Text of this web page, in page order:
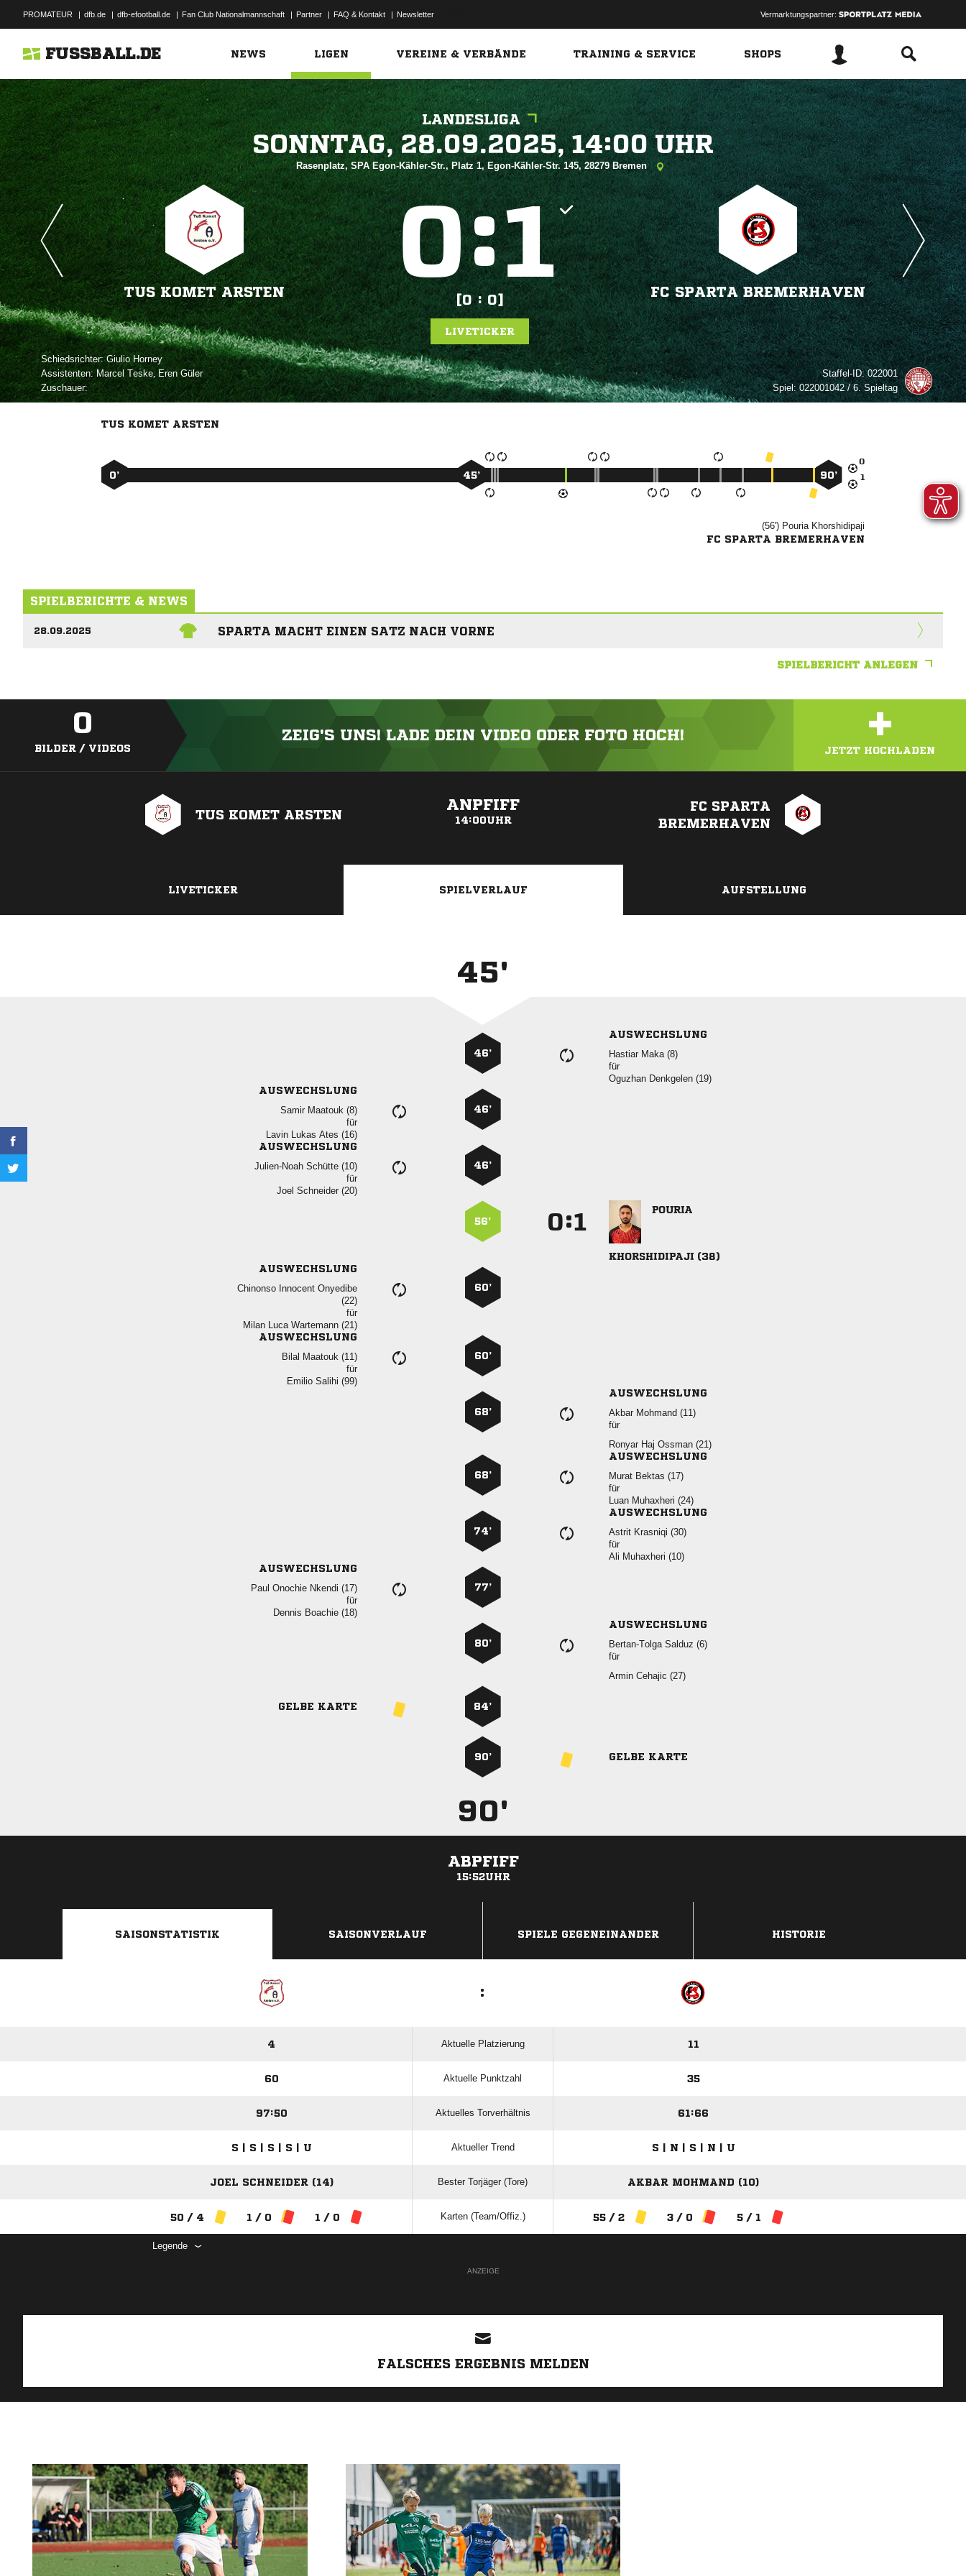
PROMATEUR | dfb.de | dfb-efootball.de | Fan Club Nationalmannschaft | Partner | FAQ & Kontakt | Newsletter Vermarktungspartner:
FUSSBALL.DE NEWS LIGEN VEREINE & VERBÄNDE TRAINING & SERVICE SHOPS
LANDESLIGA
   
Rasenplatz, SPA Egon-Kähler-Str., Platz 1, Egon-Kähler-Str. 145, 28279 Bremen
TUS KOMET ARSTEN
:
[0 : 0]
FC SPARTA BREMERHAVEN
LIVETICKER
Schiedsrichter: 
Assistenten: ,  
Zuschauer:
Staffel-ID:022001
Spiel:022001042 / 6. Spieltag
TUS KOMET ARSTEN


0’ 45’ 90’
(56')  
FC SPARTA BREMERHAVEN
SPIELBERICHTE & NEWS
28.09.2025 SPARTA MACHT EINEN SATZ NACH VORNE
SPIELBERICHT ANLEGEN
0
BILDER / VIDEOS
ZEIG'S UNS! LADE DEIN VIDEO ODER FOTO HOCH! +
JETZT HOCHLADEN
TUS KOMET ARSTEN
ANPFIFF
14:00UHR
FC SPARTA
BREMERHAVEN
LIVETICKER SPIELVERLAUF AUFSTELLUNG
45'
46’
AUSWECHSLUNG
  
für
  
AUSWECHSLUNG
  
für
   
46’
AUSWECHSLUNG
  
für
  
46’
56’ : 
 
AUSWECHSLUNG
  

für
   
60’
AUSWECHSLUNG
  
für
  
60’
68’
AUSWECHSLUNG
  
für
   
68’
AUSWECHSLUNG
  
für
  
74’
AUSWECHSLUNG
  
für
  
AUSWECHSLUNG
   
für
  
77’
80’
AUSWECHSLUNG
  
für
  
GELBE KARTE 84’
90’ GELBE KARTE
90'
ABPFIFF
15:52UHR
SAISONSTATISTIK SAISONVERLAUF SPIELE GEGENEINANDER HISTORIE
:
4 Aktuelle Platzierung 11
60 Aktuelle Punktzahl 35
97:50 Aktuelles Torverhältnis 61:66
S | S | S | S | U Aktueller Trend S | N | S | N | U
JOEL SCHNEIDER (14) Bester Torjäger (Tore) AKBAR MOHMAND (10)
50 / 4 1 / 0 1 / 0 Karten (Team/Offiz.) 55 / 2 3 / 0 5 / 1
Legende
ANZEIGE
FALSCHES ERGEBNIS MELDEN